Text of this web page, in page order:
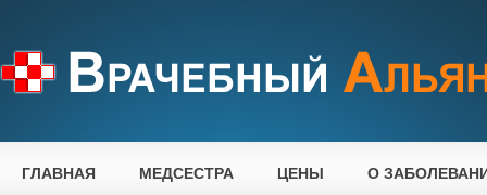
ГЛАВНАЯ МЕДСЕСТРА ЦЕНЫ О